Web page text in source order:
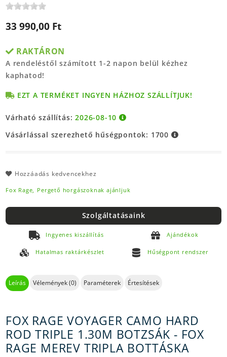
33 990,00 Ft
RAKTÁRON
A rendeléstől számított 1-2 napon belül kézhez
kaphatod!
EZT A TERMÉKET INGYEN HÁZHOZ SZÁLLÍTJUK!
Várható szállítás:2026-08-10
Vásárlással szerezhető hűségpontok: 1700
Hozzáadás kedvencekhez
Fox Rage, Pergető horgászoknak ajánljuk
Szolgáltatásaink
Ingyenes kiszállítás Ajándékok
Hatalmas raktárkészlet Hűségpont rendszer
Leírás Vélemények (0) Paraméterek Értesítések
FOX RAGE VOYAGER CAMO HARD
ROD TRIPLE 1.30M BOTZSÁK - FOX
RAGE MEREV TRIPLA BOTTÁSKA